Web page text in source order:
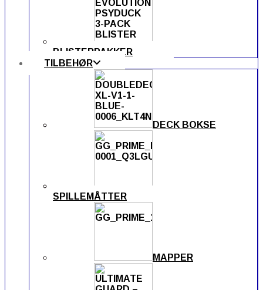
BLISTERPAKKER
TILBEHØR
DECK BOKSE
SPILLEMÅTTER
MAPPER